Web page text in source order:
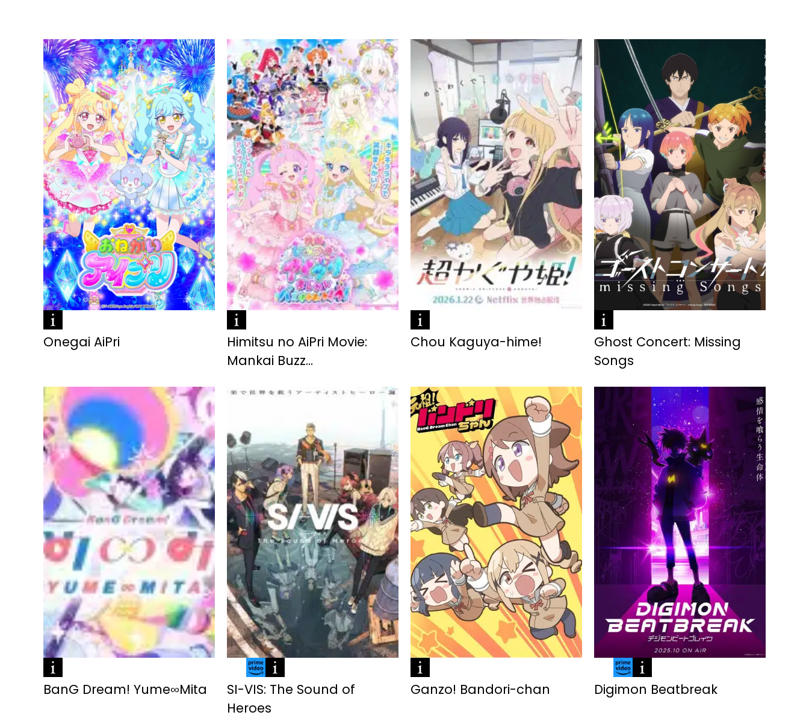
Onegai AiPri
Himitsu no AiPri Movie:
Mankai Buzz...
Chou Kaguya-hime!
Ghost Concert: Missing
Songs
BanG Dream! Yume∞Mita
SI-VIS: The Sound of
Heroes
Ganzo! Bandori-chan Digimon Beatbreak